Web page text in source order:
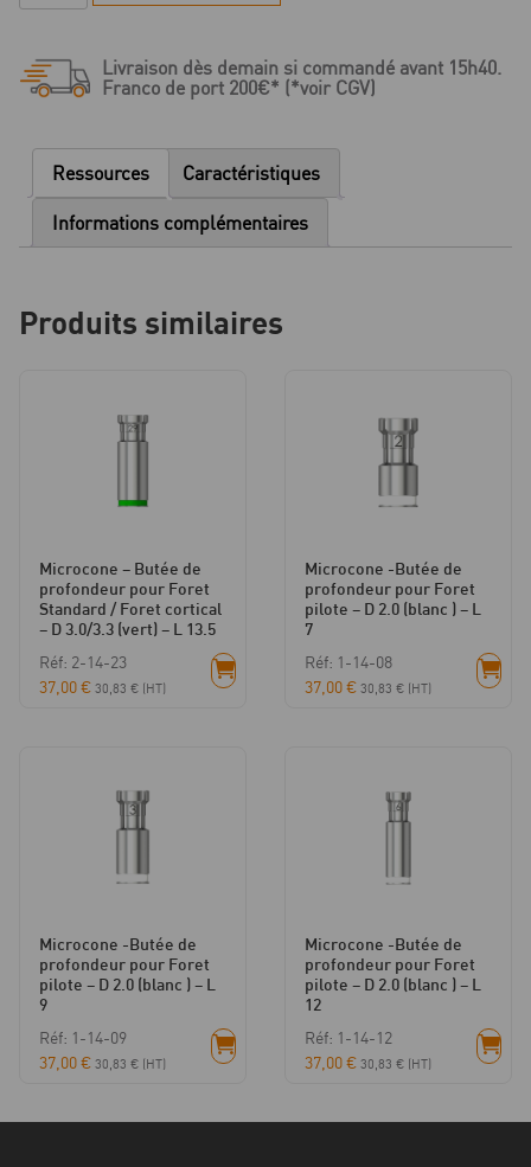
Butée
pour
Foret
Standard
/
cortical
-
Livraison dès demain si commandé avant 15h40.
Franco de port 200€* (*voir CGV)
Ressources Caractéristiques
Informations complémentaires
Produits similaires
Microcone – Butée de
profondeur pour Foret
Standard / Foret cortical
– D 3.0/3.3 (vert) – L 13.5
Réf: 2-14-23
37,00€ 30,83 € (HT)
Microcone -Butée de
profondeur pour Foret
pilote – D 2.0 (blanc ) – L
7
Réf: 1-14-08
37,00€ 30,83 € (HT)
Microcone -Butée de
profondeur pour Foret
pilote – D 2.0 (blanc ) – L
9
Réf: 1-14-09
37,00€ 30,83 € (HT)
Microcone -Butée de
profondeur pour Foret
pilote – D 2.0 (blanc ) – L
12
Réf: 1-14-12
37,00€ 30,83 € (HT)